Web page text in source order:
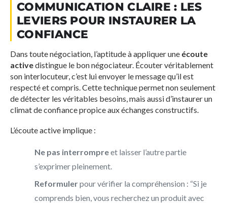
COMMUNICATION CLAIRE : LES
LEVIERS POUR INSTAURER LA
CONFIANCE
Dans toute négociation, l’aptitude à appliquer une écoute
activedistingue le bon négociateur. Écouter véritablement
son interlocuteur, c’est lui envoyer le message qu’il est
respecté et compris. Cette technique permet non seulement
de détecter les véritables besoins, mais aussi d’instaurer un
climat de confiance propice aux échanges constructifs.
L’écoute active implique :
Ne pas interrompreet laisser l’autre partie
s’exprimer pleinement.
Reformulerpour vérifier la compréhension : “Si je
comprends bien, vous recherchez un produit avec